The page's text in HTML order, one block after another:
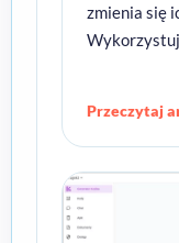
zmienia się
Przeczytaj